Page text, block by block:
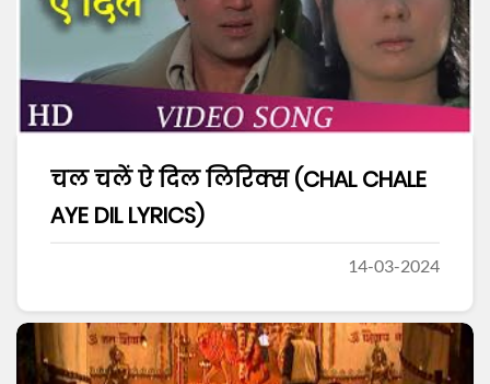
चल चलें ऐ दिल लिरिक्स (CHAL CHALE
AYE DIL LYRICS)
14-03-2024